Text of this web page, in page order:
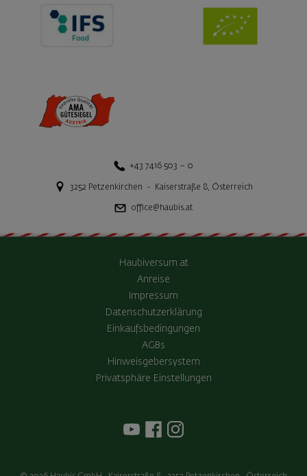
+43 7416 503 – 0
3252 Petzenkirchen - Kaiserstraße 8, Österreich
office@haubis.at
Haubiversum.at
Anreise
Impressum
Datenschutzerklärung
Einkaufsbedingungen
AGBs
Hinweisgebersystem
Privatsphäre Einstellungen